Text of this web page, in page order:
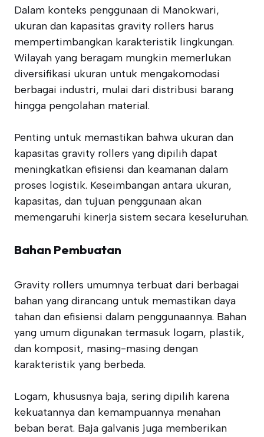
Dalam konteks penggunaan di Manokwari,
ukuran dan kapasitas gravity rollers harus
mempertimbangkan karakteristik lingkungan.
Wilayah yang beragam mungkin memerlukan
diversifikasi ukuran untuk mengakomodasi
berbagai industri, mulai dari distribusi barang
hingga pengolahan material.
Penting untuk memastikan bahwa ukuran dan
kapasitas gravity rollers yang dipilih dapat
meningkatkan efisiensi dan keamanan dalam
proses logistik. Keseimbangan antara ukuran,
kapasitas, dan tujuan penggunaan akan
memengaruhi kinerja sistem secara keseluruhan.
Bahan Pembuatan
Gravity rollers umumnya terbuat dari berbagai
bahan yang dirancang untuk memastikan daya
tahan dan efisiensi dalam penggunaannya. Bahan
yang umum digunakan termasuk logam, plastik,
dan komposit, masing-masing dengan
karakteristik yang berbeda.
Logam, khususnya baja, sering dipilih karena
kekuatannya dan kemampuannya menahan
beban berat. Baja galvanis juga memberikan